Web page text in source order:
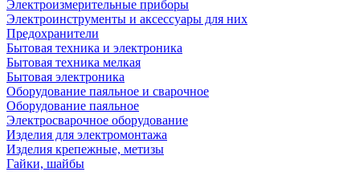
Электроизмерительные приборы
Электроинструменты и аксессуары для них
Предохранители
Бытовая техника и электроника
Бытовая техника мелкая
Бытовая электроника
Оборудование паяльное и сварочное
Оборудование паяльное
Электросварочное оборудование
Изделия для электромонтажа
Изделия крепежные, метизы
Гайки, шайбы